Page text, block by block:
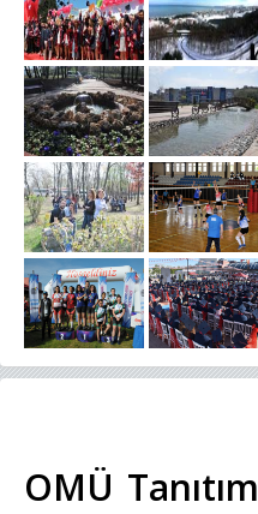
OMÜ Tanıtım